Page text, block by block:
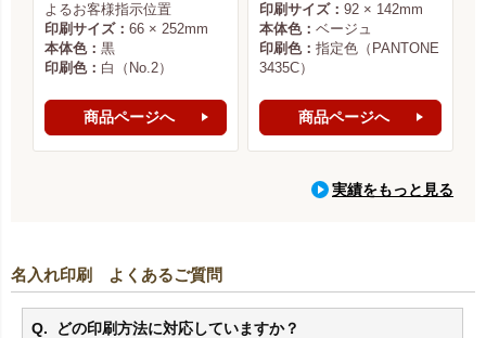
よるお客様指示位置
印刷サイズ： 66 × 252mm
本体色： 黒
印刷色： 白（No.2）
商品ページへ
印刷サイズ： 92 × 142mm
本体色： ベージュ
印刷色： 指定色（PANTONE
3435C）
商品ページへ
実績をもっと見る
名入れ印刷 よくあるご質問
どの印刷方法に対応していますか？